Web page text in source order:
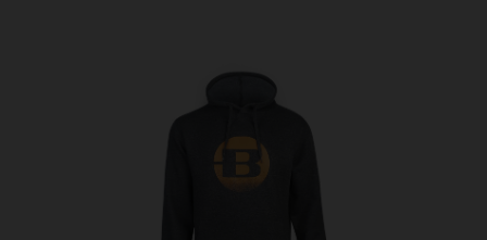
Bildergalerie überspringen